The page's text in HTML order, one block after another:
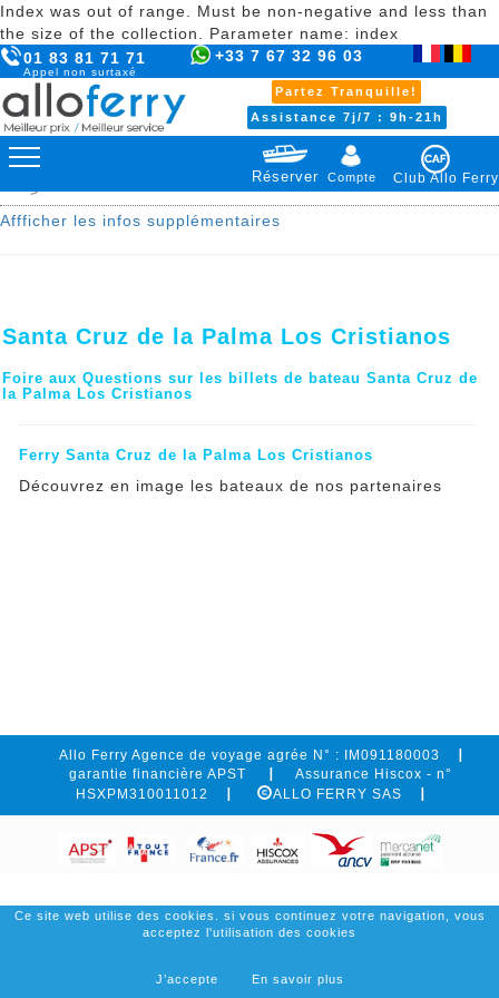
Index was out of range. Must be non-negative and less than
the size of the collection. Parameter name: index
01 83 81 71 71
Appel non surtaxé
+33 7 67 32 96 03
Partez Tranquille!
Assistance 7j/7 : 9h-21h
Réserver Compte
Club Allo Ferry
>
Affficher les infos supplémentaires
Santa Cruz de la Palma Los Cristianos
Foire aux Questions sur les billets de bateau Santa Cruz de
la Palma Los Cristianos
Ferry Santa Cruz de la Palma Los Cristianos
Découvrez en image les bateaux de nos partenaires
Ce site web utilise des cookies. si vous continuez votre navigation, vous
acceptez l'utilisation des cookies
J’accepte En savoir plus
Allo Ferry Agence de voyage agrée N° : IM091180003
garantie financière APST
Assurance Hiscox - n°
HSXPM310011012
ALLO FERRY SAS